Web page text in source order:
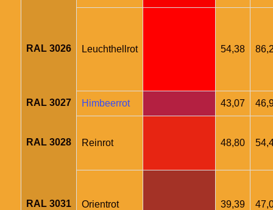
RAL 3026 Leuchthellrot 54,38
RAL 3027 Himbeerrot 43,07
RAL 3028 Reinrot 48,80
RAL 3031 Orientrot 39,39